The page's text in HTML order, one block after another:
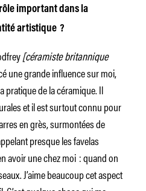
important dans la
artistique ?
[céramiste britannique
une grande influence sur moi,
de la céramique. Il
et il est surtout connu pour
en grès, surmontées de
presque les favelas
avoir une chez moi : quand on
J’aime beaucoup cet aspect